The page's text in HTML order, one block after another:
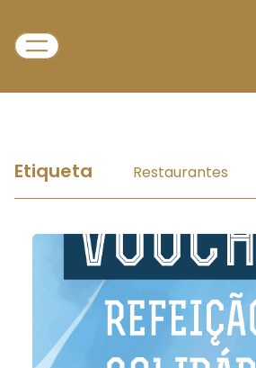
Etiqueta Restaurantes